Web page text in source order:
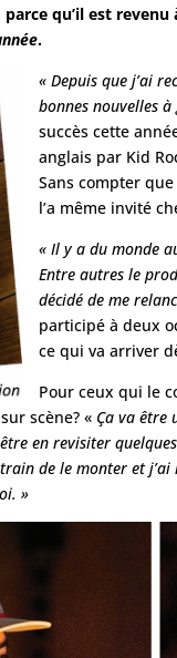
qu’il est
.
« Depuis que j’ai
bonnes nouvelles à
succès cette
anglais par Kid
Sans compter
l’a même invité
« Il y a du monde
Entre autres le
décidé de me
participé à deux
ce qui va arriver
Pour ceux qui le
scène? « Ça va être
en revisiter
de le monter et
»